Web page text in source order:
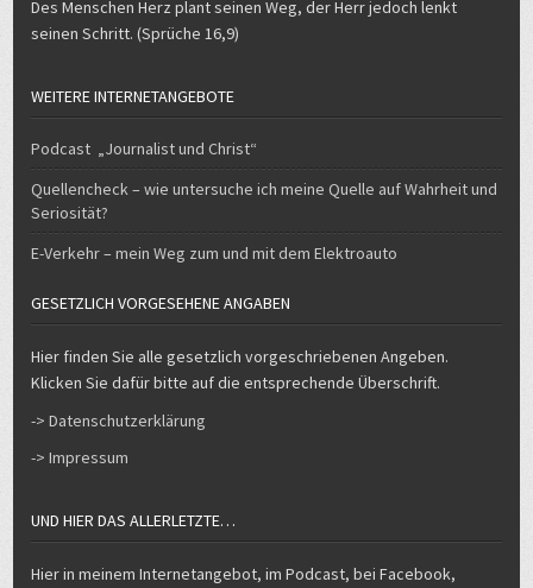
Des Menschen Herz plant seinen Weg, der Herr jedoch lenkt
seinen Schritt. (Sprüche 16,9)
WEITERE INTERNETANGEBOTE
Podcast „Journalist und Christ“
Quellencheck – wie untersuche ich meine Quelle auf Wahrheit und
Seriosität?
E-Verkehr – mein Weg zum und mit dem Elektroauto
GESETZLICH VORGESEHENE ANGABEN
Hier finden Sie alle gesetzlich vorgeschriebenen Angeben.
Klicken Sie dafür bitte auf die entsprechende Überschrift.
-> Datenschutzerklärung
-> Impressum
UND HIER DAS ALLERLETZTE…
Hier in meinem Internetangebot, im Podcast, bei Facebook,